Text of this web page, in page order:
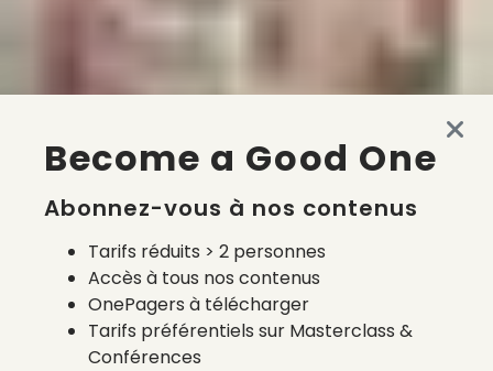
Become a Good One
Abonnez-vous à nos contenus
Tarifs réduits > 2 personnes
Accès à tous nos contenus
OnePagers à télécharger
Tarifs préférentiels sur Masterclass &
Conférences